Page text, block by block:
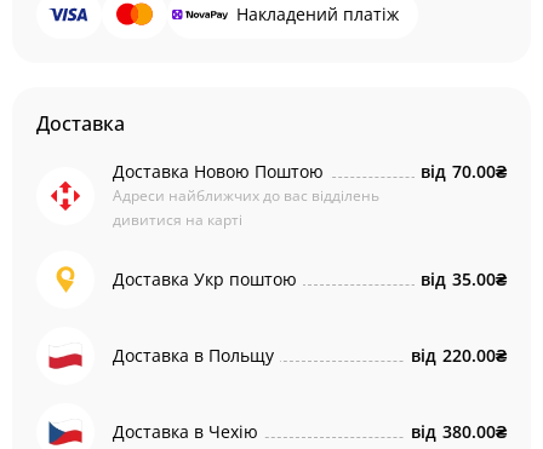
Накладений платіж
Доставка
Доставка Новою Поштою
Адреси найближчих до вас відділень
дивитися на карті
від 70.00₴
Доставка Укр поштою від 35.00₴
Доставка в Польщу від 220.00₴
Доставка в Чехію від 380.00₴